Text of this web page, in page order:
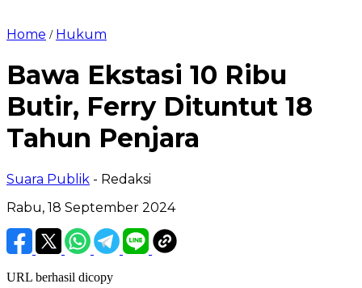
Home / Hukum
Bawa Ekstasi 10 Ribu
Butir, Ferry Dituntut 18
Tahun Penjara
Suara Publik - Redaksi
Rabu, 18 September 2024
URL berhasil dicopy